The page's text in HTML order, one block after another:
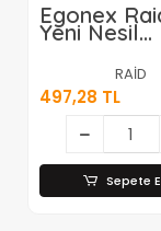
Egonex
Yeni Nesil
Elektro ) (
Makine +
Tablet ) ( 240
Saat ) Sinek
Sivrisinek
Öldürücü (
Kokusuz
RAİD
497,28 TL
Sepete